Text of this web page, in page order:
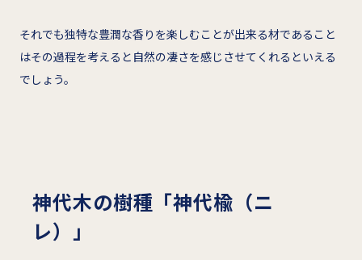
それでも独特な豊潤な香りを楽しむことが出来る材であること
はその過程を考えると自然の凄さを感じさせてくれるといえる
でしょう。
神代木の樹種「神代楡（ニ
レ）」